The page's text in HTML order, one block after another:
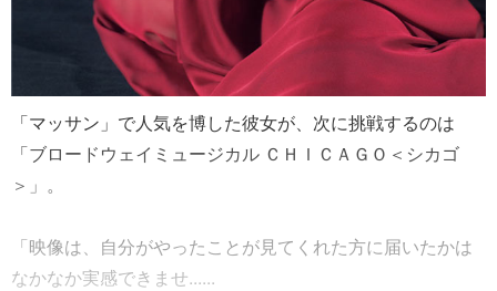
「マッサン」で人気を博した彼女が、次に挑戦するのは
「ブロードウェイミュージカル ＣＨＩＣＡＧＯ＜シカゴ
＞」。
「映像は、自分がやったことが見てくれた方に届いたかは
なかなか実感できませ......